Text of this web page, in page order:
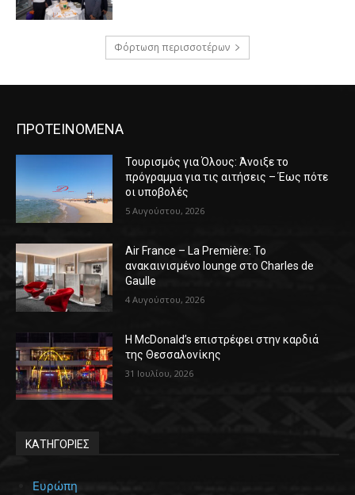
Φόρτωση περισσοτέρων
ΠΡΟΤΕΙΝΟΜΕΝΑ
Τουρισμός για Όλους: Άνοιξε το
πρόγραμμα για τις αιτήσεις – Έως πότε
οι υποβολές
5 Αυγούστου, 2026
Air France – La Première: Το
ανακαινισμένο lounge στο Charles de
Gaulle
4 Αυγούστου, 2026
Η McDonald’s επιστρέφει στην καρδιά
της Θεσσαλονίκης
31 Ιουλίου, 2026
ΚΑΤΗΓΟΡΙΕΣ
Ευρώπη